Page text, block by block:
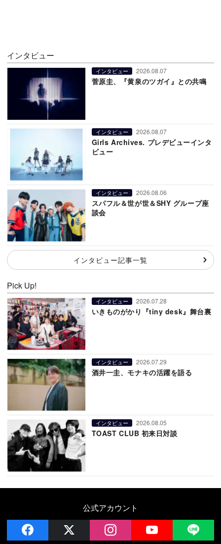
インタビュー
インタビュー 2026.08.07
菅原圭、『黄泉のツガイ』との共鳴
インタビュー 2026.08.07
Girls Archives. プレデビューインタ
ビュー
インタビュー 2026.08.06
スパフル＆世が世＆SHY グループ座
談会
インタビュー記事一覧
Pick Up!
インタビュー 2026.07.28
いきものがかり『tiny desk』舞台裏
インタビュー 2026.07.29
酒井一圭、モナキの活躍を語る
インタビュー 2026.08.05
TOAST CLUB 初来日対談
公式アカウント
facebook instagram YouTube